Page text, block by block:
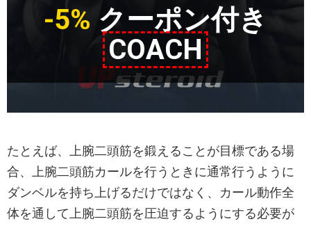
-5% クーポン付き
COACH
たとえば、上腕二頭筋を鍛えることが目標である場
合、上腕二頭筋カールを行うときに通常行うように
ダンベルを持ち上げるだけではなく、カール動作全
体を通して上腕二頭筋を圧迫するようにする必要が